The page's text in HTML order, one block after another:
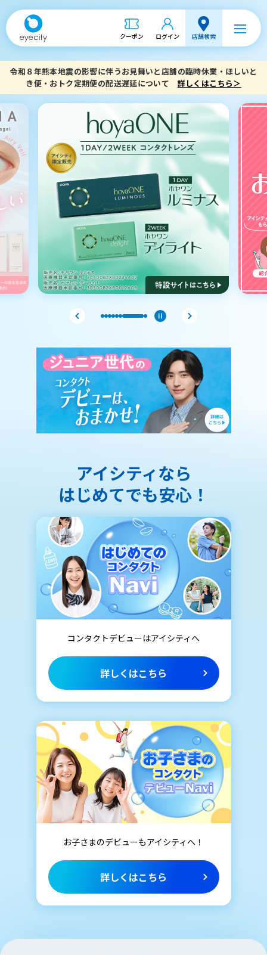
クーポン ログイン 店舗検索
令和８年熊本地震の影響に伴うお見舞いと店舗の臨時休業・ほしいと
き便・おトク定期便の配送遅延について 詳しくはこちら＞
アイシティなら
はじめてでも安心！
コンタクトデビューはアイシティへ
詳しくはこちら
お子さまのデビューもアイシティへ！
詳しくはこちら